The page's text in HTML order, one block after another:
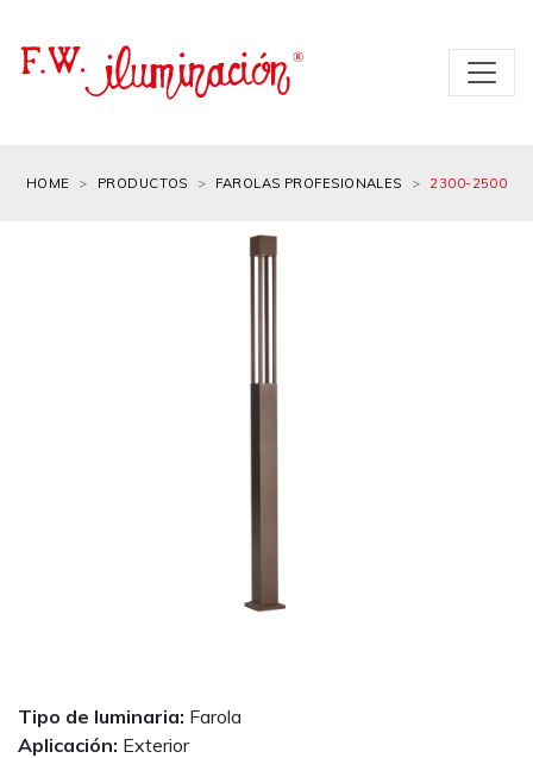
HOME PRODUCTOS FAROLAS PROFESIONALES 2300-2500
Tipo de luminaria: Farola
Aplicación: Exterior